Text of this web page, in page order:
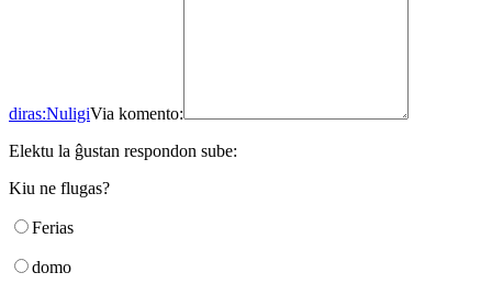
diras:NuligiVia komento:
Elektu la ĝustan respondon sube:
Kiu ne flugas?
Ferias
domo